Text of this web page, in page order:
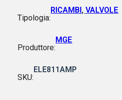
Tipologia:
RICAMBI,VALVOLE
Produttore:
MGE
SKU:
ELE811AMP